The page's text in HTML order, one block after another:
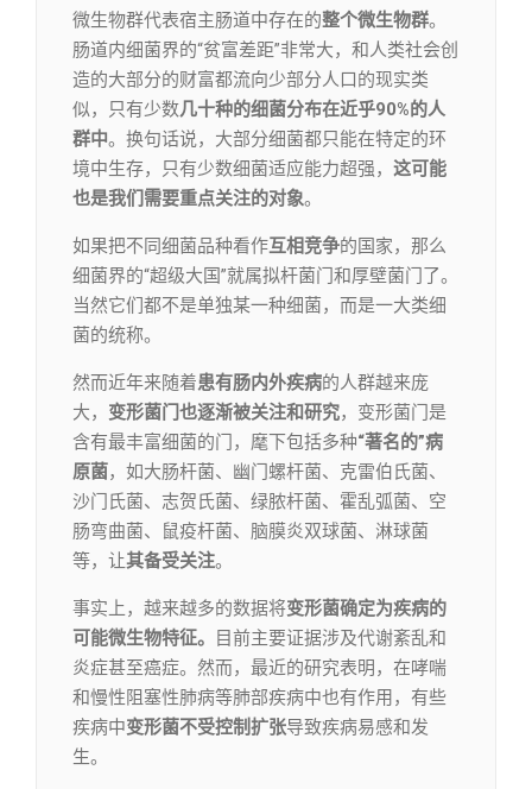
​微生物群代表宿主肠道中存在的整个微生物群。
肠道内细菌界的“贫富差距”非常大，和人类社会创
造的大部分的财富都流向少部分人口的现实类
似，只有少数几十种的细菌分布在近乎90%的人
群中。换句话说，大部分细菌都只能在特定的环
境中生存，只有少数细菌适应能力超强， 这可能
也是我们需要重点关注的对象。
如果把不同细菌品种看作互相竞争的国家，那么
细菌界的“超级大国”就属拟杆菌门和厚壁菌门了。
当然它们都不是单独某一种细菌，而是一大类细
菌的统称。
然而近年来随着患有肠内外疾病的人群越来庞
大， 变形菌门也逐渐被关注和研究，变形菌门是
含有最丰富细菌的门，麾下包括多种“著名的”病
原菌，如大肠杆菌、幽门螺杆菌、克雷伯氏菌、
沙门氏菌、志贺氏菌、绿脓杆菌、霍乱弧菌、空
肠弯曲菌、鼠疫杆菌、脑膜炎双球菌、淋球菌
等，让其备受关注。
事实上，越来越多的数据将变形菌确定为疾病的
可能微生物特征。
目前主要证据涉及代谢紊乱和
炎症甚至癌症。然而，最近的研究表明，在哮喘
和慢性阻塞性肺病等肺部疾病中也有作用，有些
疾病中变形菌不受控制扩张导致疾病易感和发
生。